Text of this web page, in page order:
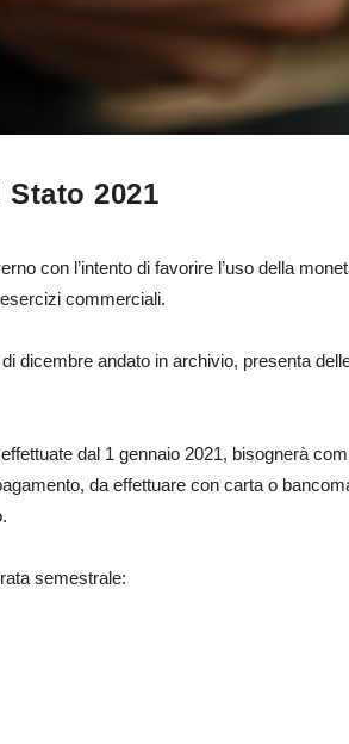
2021
con l’intento di favorire l’uso della
commerciali.
dicembre andato in archivio, presenta
dal 1 gennaio 2021, bisognerà
da effettuare con carta o
semestrale: